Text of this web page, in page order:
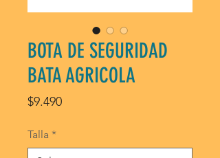
BOTA DE SEGURIDAD
BATA AGRICOLA
$9.490Price
Talla *